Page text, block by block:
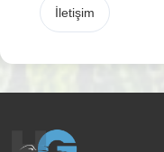
İletişim